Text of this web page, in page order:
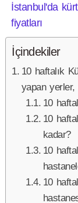
İstanbul'da
fiyatları
İçindekiler
10 haftalık
yapan
10
10
kadar?
10
10